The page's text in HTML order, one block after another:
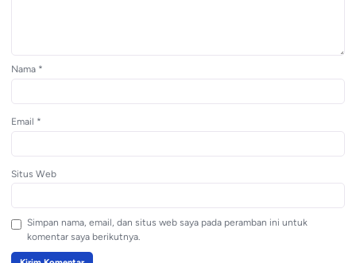
Nama *
Email *
Situs Web
Simpan nama, email, dan situs web saya pada peramban ini untuk
komentar saya berikutnya.